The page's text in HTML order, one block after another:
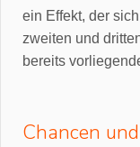
ein Effekt, der
zweiten und
bereits
Chancen